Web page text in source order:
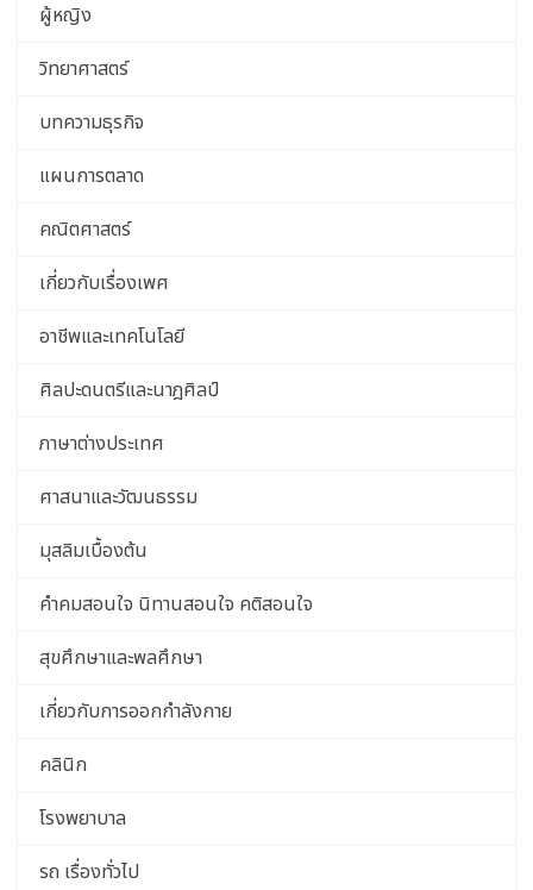
ผู้หญิง
วิทยาศาสตร์
บทความธุรกิจ
แผนการตลาด
คณิตศาสตร์
เกี่ยวกับเรื่องเพศ
อาชีพและเทคโนโลยี
ศิลปะดนตรีและนาฎศิลป์
ภาษาต่างประเทศ
ศาสนาและวัฒนธรรม
มุสลิมเบื้องต้น
คําคมสอนใจ นิทานสอนใจ คติสอนใจ
สุขศึกษาและพลศึกษา
เกี่ยวกับการออกกำลังกาย
คลินิก
โรงพยาบาล
รถ เรื่องทั่วไป